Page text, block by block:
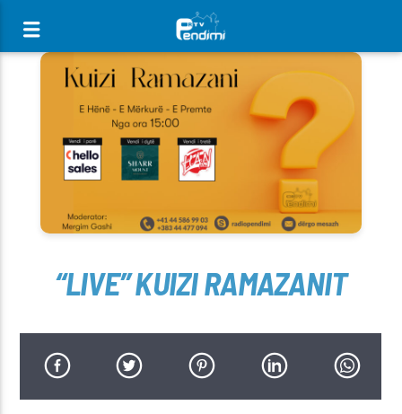
[There are no radio stations in the database]
“LIVE” KUIZI RAMAZANIT